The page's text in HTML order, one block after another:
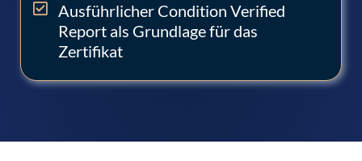
Ausführlicher Condition Verified
Report als Grundlage für das
Zertifikat